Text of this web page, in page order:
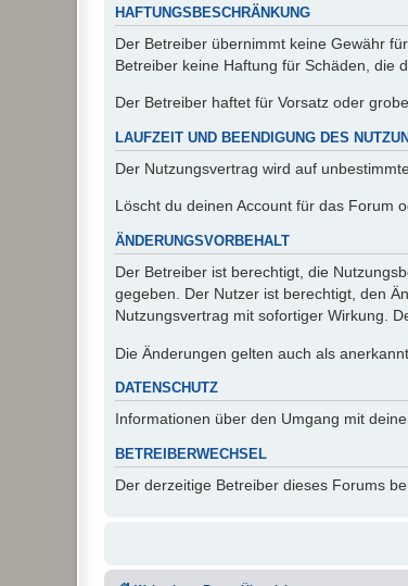
HAFTUNGSBESCHRÄNKUNG
Der Betreiber übernimmt keine Gewähr
Betreiber keine Haftung für Schäden, die
Der Betreiber haftet für Vorsatz oder
LAUFZEIT UND BEENDIGUNG DES
Der Nutzungsvertrag wird auf
Löscht du deinen Account für das Forum
ÄNDERUNGSVORBEHALT
Der Betreiber ist berechtigt, die
gegeben. Der Nutzer ist berechtigt, den
Nutzungsvertrag mit sofortiger Wirkung.
Die Änderungen gelten auch als
DATENSCHUTZ
Informationen über den Umgang mit
BETREIBERWECHSEL
Der derzeitige Betreiber dieses Forums